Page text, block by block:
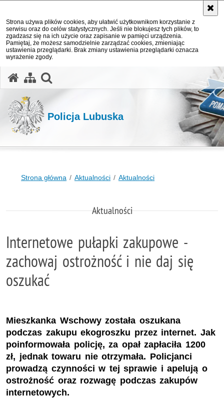
Strona używa plików cookies, aby ułatwić użytkownikom korzystanie z
serwisu oraz do celów statystycznych. Jeśli nie blokujesz tych plików, to
zgadzasz się na ich użycie oraz zapisanie w pamięci urządzenia.
Pamiętaj, że możesz samodzielnie zarządzać cookies, zmieniając
ustawienia przeglądarki. Brak zmiany ustawienia przeglądarki oznacza
wyrażenie zgody.
Policja Lubuska
Strona główna Aktualności Aktualności
Aktualności
Internetowe pułapki zakupowe -
zachowaj ostrożność i nie daj się
oszukać
Mieszkanka Wschowy została oszukana
podczas zakupu ekogroszku przez internet. Jak
poinformowała policję, za opał zapłaciła 1200
zł, jednak towaru nie otrzymała. Policjanci
prowadzą czynności w tej sprawie i apelują o
ostrożność oraz rozwagę podczas zakupów
internetowych.